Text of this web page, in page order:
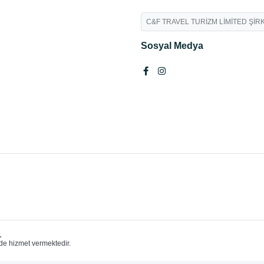
C&F TRAVEL TURİZM LİMİTED
Sosyal Medya
hizmet vermektedir.